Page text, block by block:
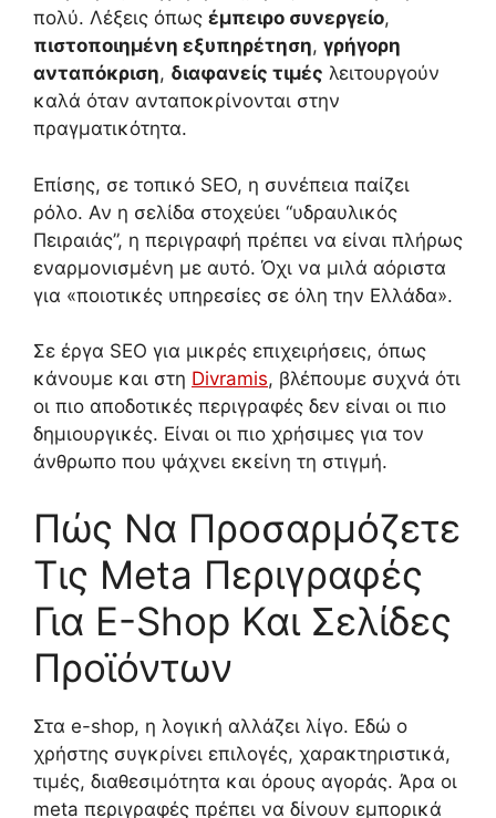
πολύ. Λέξεις όπως έμπειρο συνεργείο,
πιστοποιημένη εξυπηρέτηση, γρήγορη
ανταπόκριση, διαφανείς τιμές λειτουργούν
καλά όταν ανταποκρίνονται στην
πραγματικότητα.
Επίσης, σε τοπικό SEO, η συνέπεια παίζει
ρόλο. Αν η σελίδα στοχεύει “υδραυλικός
Πειραιάς”, η περιγραφή πρέπει να είναι πλήρως
εναρμονισμένη με αυτό. Όχι να μιλά αόριστα
για «ποιοτικές υπηρεσίες σε όλη την Ελλάδα».
Σε έργα SEO για μικρές επιχειρήσεις, όπως
κάνουμε και στη Divramis, βλέπουμε συχνά ότι
οι πιο αποδοτικές περιγραφές δεν είναι οι πιο
δημιουργικές. Είναι οι πιο χρήσιμες για τον
άνθρωπο που ψάχνει εκείνη τη στιγμή.
Πώς Να Προσαρμόζετε
Τις Meta Περιγραφές
Για E-Shop Και Σελίδες
Προϊόντων
Στα e-shop, η λογική αλλάζει λίγο. Εδώ ο
χρήστης συγκρίνει επιλογές, χαρακτηριστικά,
τιμές, διαθεσιμότητα και όρους αγοράς. Άρα οι
meta περιγραφές πρέπει να δίνουν εμπορικά